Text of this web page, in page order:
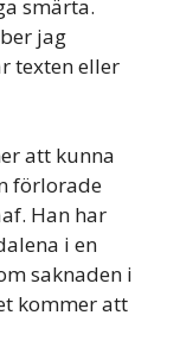
smärta.
jag
texten eller
att kunna
förlorade
Han har
i en
saknaden i
kommer att